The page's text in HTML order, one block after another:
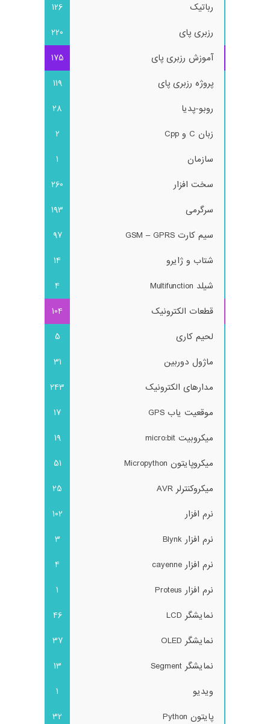
رباتیک
126
رزبری پای
220
آموزش رزبری پای
175
پروژه رزبری پای
119
روبو-پدیا
28
زبان C و Cpp
2
سازمان
1
سخت افزار
260
سرگرمی
193
سیم کارت GSM – GPRS
97
شتاب و ژایرو
14
شیلد Multifunction
4
قطعات الکترونیک
104
لحیم کاری
5
ماژول دوربین
31
مدارهای الکترونیک
243
موقعیت یاب GPS
17
میکروبیت micro:bit
19
میکروپایتون Micropython
51
میکروکنترلر AVR
25
نرم افزار
102
نرم افزار Blynk
3
نرم افزار cayenne
4
نرم افزار Proteus
1
نمایشگر LCD
46
نمایشگر OLED
37
نمایشگر Segment
13
ویدیو
1
پایتون Python
32